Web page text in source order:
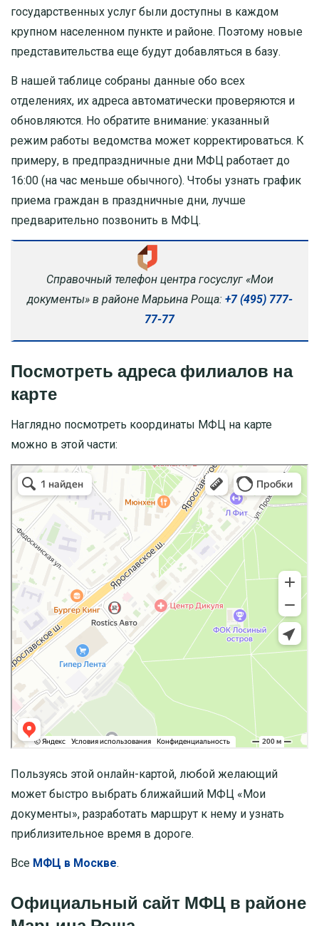
государственных услуг были доступны в каждом
крупном населенном пункте и районе. Поэтому новые
представительства еще будут добавляться в базу.
В нашей таблице собраны данные обо всех
отделениях, их адреса автоматически проверяются и
обновляются. Но обратите внимание: указанный
режим работы ведомства может корректироваться. К
примеру, в предпраздничные дни МФЦ работает до
16:00 (на час меньше обычного). Чтобы узнать график
приема граждан в праздничные дни, лучше
предварительно позвонить в МФЦ.
Справочный телефон центра госуслуг «Мои
документы» в районе Марьина Роща: +7 (495) 777-
77-77
Посмотреть адреса филиалов на
карте
Наглядно посмотреть координаты МФЦ на карте
можно в этой части:
Пользуясь этой онлайн-картой, любой желающий
может быстро выбрать ближайший МФЦ «Мои
документы», разработать маршрут к нему и узнать
приблизительное время в дороге.
Все МФЦ в Москве.
Официальный сайт МФЦ в районе